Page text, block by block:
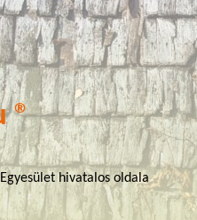
®
hivatalos oldala